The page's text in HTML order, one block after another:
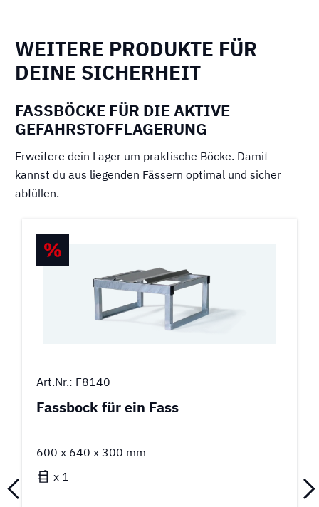
WEITERE PRODUKTE FÜR
DEINE SICHERHEIT
FASSBÖCKE FÜR DIE AKTIVE
GEFAHRSTOFFLAGERUNG
Erweitere dein Lager um praktische Böcke. Damit
kannst du aus liegenden Fässern optimal und sicher
abfüllen.
Art.Nr.: F8140
Fassbock für ein Fass
600 x 640 x 300 mm
x 1